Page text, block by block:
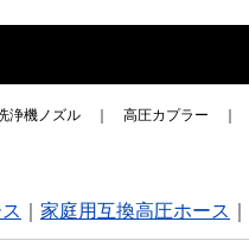
浄機ノズル 高圧カプラー
家庭用互換高圧ホース